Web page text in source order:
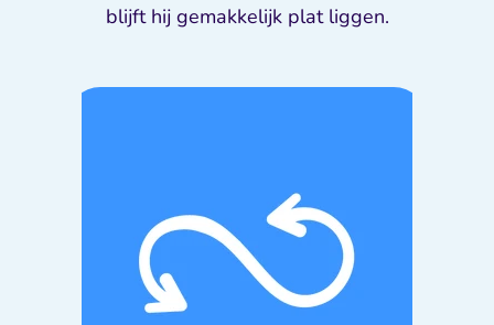
blijft hij gemakkelijk plat liggen.